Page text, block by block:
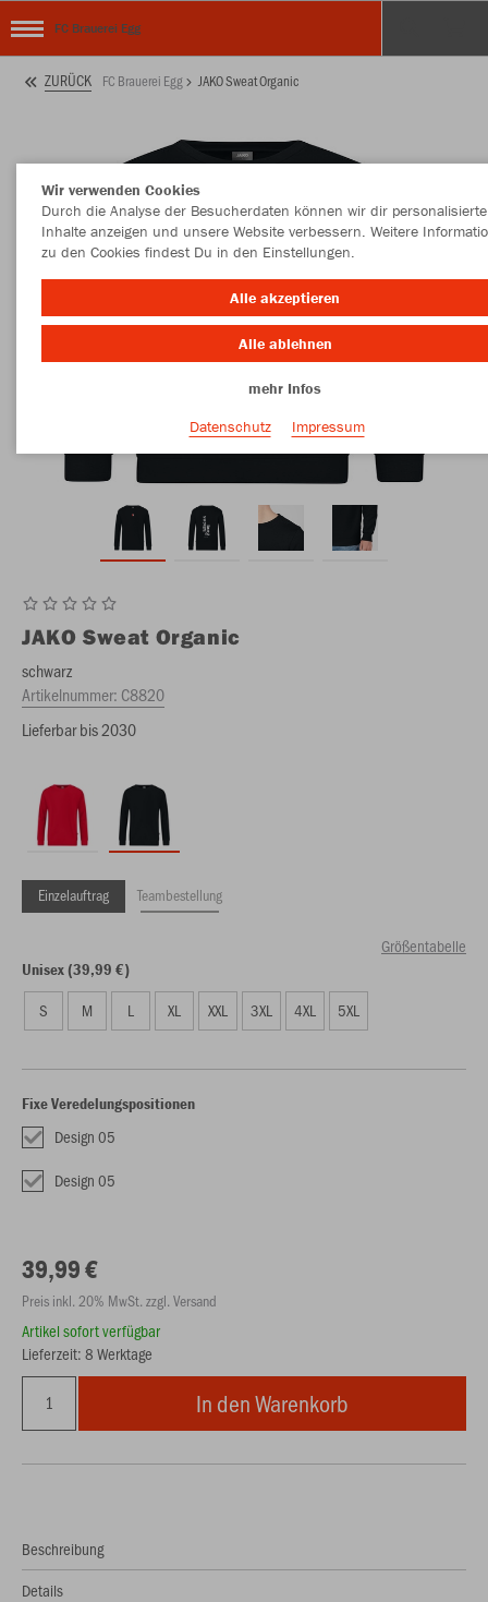
FC Brauerei Egg
ZURÜCK FC Brauerei Egg JAKO Sweat Organic
JAKO Sweat Organic
schwarz
Artikelnummer: C8820
Lieferbar bis 2030
Einzelauftrag Teambestellung
Größentabelle
Unisex (39,99 €)
S M L XL XXL 3XL 4XL 5XL
Fixe Veredelungspositionen
Design 05
Design 05
39,99 €
Preis inkl. 20% MwSt. zzgl. Versand
Artikel sofort verfügbar
Lieferzeit: 8 Werktage
In den Warenkorb
Beschreibung
Details
Wir verwenden Cookies
Durch die Analyse der Besucherdaten können wir dir personalisierte
Inhalte anzeigen und unsere Website verbessern. Weitere
zu den Cookies findest Du in den Einstellungen.
Alle akzeptieren
Alle ablehnen
mehr Infos
Datenschutz
Impressum